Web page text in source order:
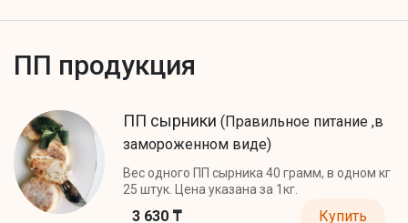
ПП продукция
ПП сырники (Правильное питание ,в
замороженном виде)
Вес одного ПП сырника 40 грамм, в одном кг
25 штук. Цена указана за 1кг.
3 630 ₸ Купить